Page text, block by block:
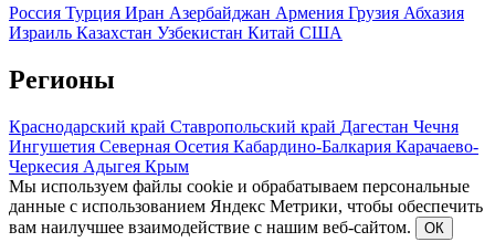
Россия Турция Иран Азербайджан Армения Грузия Абхазия
Израиль Казахстан Узбекистан Китай США
Регионы
Краснодарский край Ставропольский край Дагестан Чечня
Ингушетия Северная Осетия Кабардино-Балкария Карачаево-
Черкесия Адыгея Крым
Мы используем файлы cookie и обрабатываем персональные
данные с использованием Яндекс Метрики, чтобы обеспечить
вам наилучшее взаимодействие с нашим веб-сайтом.
ОК